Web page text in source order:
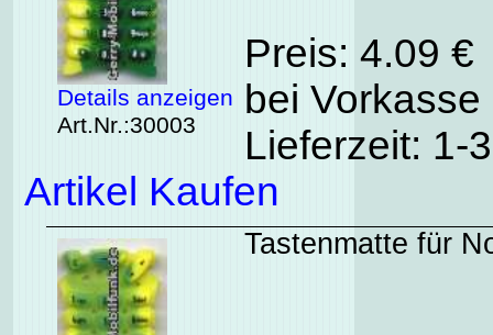
Details anzeigen
Art.Nr.:30003
Preis: 4.09
bei
Lieferzeit: 1-
Artikel Kaufen
Tastenmatte für